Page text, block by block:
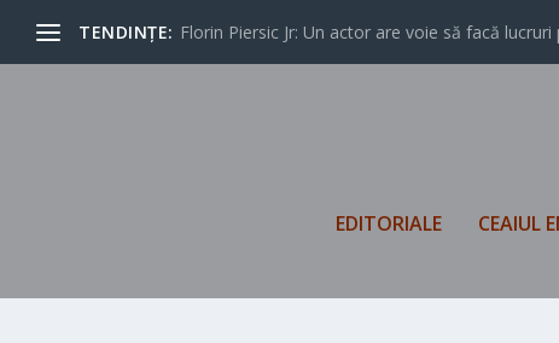
TENDINȚE: Florin Piersic Jr: Un actor are voie să facă lucruri
EDITORIALE CEAIUL